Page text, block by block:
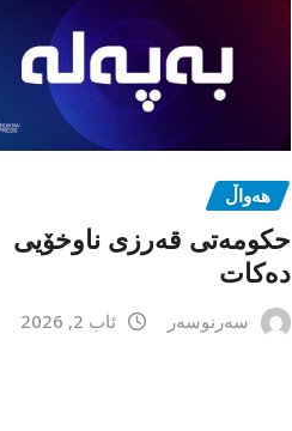
هەواڵ
حکومەتی قەرزی ناوخۆیی
دەکات
سەرنوسەر ئاب 2, 2026